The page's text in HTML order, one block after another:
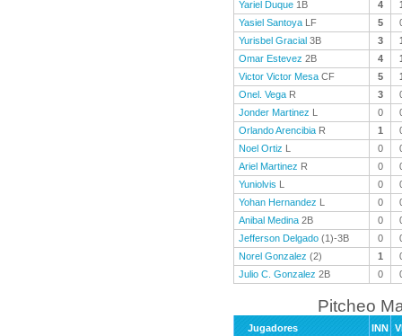
Yariel Duque 1B 4
Yasiel Santoya LF 5
Yurisbel Gracial 3B 3
Omar Estevez 2B 4
Victor Victor Mesa CF 5
Onel. Vega R 3
Jonder Martinez L 0
Orlando Arencibia R 1
Noel Ortiz L 0
Ariel Martinez R 0
Yuniolvis L 0
Yohan Hernandez L 0
Anibal Medina 2B 0
Jefferson Delgado (1)-3B 0
Norel Gonzalez (2) 1
Julio C. Gonzalez 2B 0
Pitcheo
Jugadores INN